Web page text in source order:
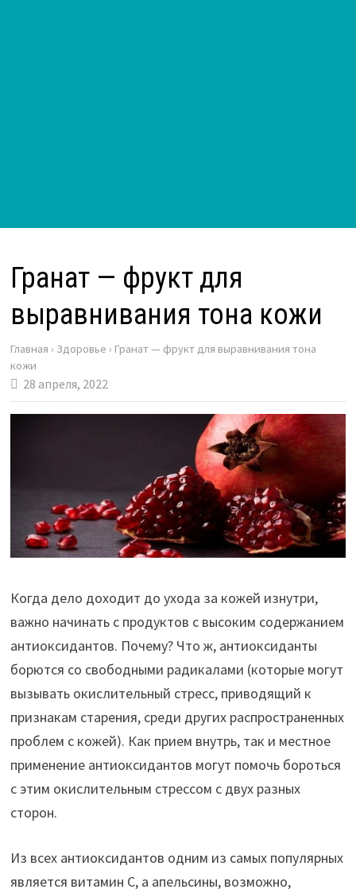
Гранат — фрукт для
выравнивания тона кожи
Главная › Здоровье › Гранат — фрукт для выравнивания тона
кожи
28 апреля, 2022
Когда дело доходит до ухода за кожей изнутри,
важно начинать с продуктов с высоким содержанием
антиоксидантов. Почему? Что ж, антиоксиданты
борются со свободными радикалами (которые могут
вызывать окислительный стресс, приводящий к
признакам старения, среди других распространенных
проблем с кожей). Как прием внутрь, так и местное
применение антиоксидантов могут помочь бороться
с этим окислительным стрессом с двух разных
сторон.
Из всех антиоксидантов одним из самых популярных
является витамин С, а апельсины, возможно,